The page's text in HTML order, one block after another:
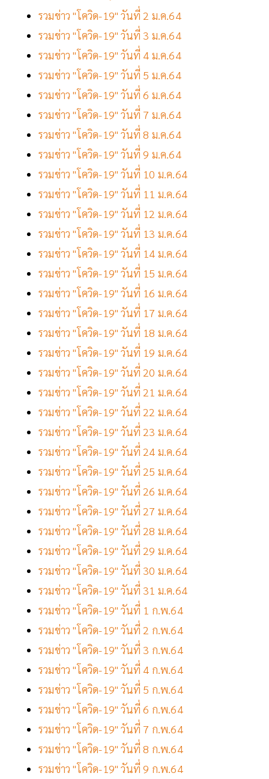
รวมข่าว "โควิด-19" วันที่ 2 ม.ค.64
รวมข่าว "โควิด-19" วันที่ 3 ม.ค.64
รวมข่าว "โควิด-19" วันที่ 4 ม.ค.64
รวมข่าว "โควิด-19" วันที่ 5 ม.ค.64
รวมข่าว "โควิด-19" วันที่ 6 ม.ค.64
รวมข่าว "โควิด-19" วันที่ 7 ม.ค.64
รวมข่าว "โควิด-19" วันที่ 8 ม.ค.64
รวมข่าว "โควิด-19" วันที่ 9 ม.ค.64
รวมข่าว "โควิด-19" วันที่ 10 ม.ค.64
รวมข่าว "โควิด-19" วันที่ 11 ม.ค.64
รวมข่าว "โควิด-19" วันที่ 12 ม.ค.64
รวมข่าว "โควิด-19" วันที่ 13 ม.ค.64
รวมข่าว "โควิด-19" วันที่ 14 ม.ค.64
รวมข่าว "โควิด-19" วันที่ 15 ม.ค.64
รวมข่าว "โควิด-19" วันที่ 16 ม.ค.64
รวมข่าว "โควิด-19" วันที่ 17 ม.ค.64
รวมข่าว "โควิด-19" วันที่ 18 ม.ค.64
รวมข่าว "โควิด-19" วันที่ 19 ม.ค.64
รวมข่าว "โควิด-19" วันที่ 20 ม.ค.64
รวมข่าว "โควิด-19" วันที่ 21 ม.ค.64
รวมข่าว "โควิด-19" วันที่ 22 ม.ค.64
รวมข่าว "โควิด-19" วันที่ 23 ม.ค.64
รวมข่าว "โควิด-19" วันที่ 24 ม.ค.64
รวมข่าว "โควิด-19" วันที่ 25 ม.ค.64
รวมข่าว "โควิด-19" วันที่ 26 ม.ค.64
รวมข่าว "โควิด-19" วันที่ 27 ม.ค.64
รวมข่าว "โควิด-19" วันที่ 28 ม.ค.64
รวมข่าว "โควิด-19" วันที่ 29 ม.ค.64
รวมข่าว "โควิด-19" วันที่ 30 ม.ค.64
รวมข่าว "โควิด-19" วันที่ 31 ม.ค.64
รวมข่าว "โควิด-19" วันที่ 1 ก.พ.64
รวมข่าว "โควิด-19" วันที่ 2 ก.พ.64
รวมข่าว "โควิด-19" วันที่ 3 ก.พ.64
รวมข่าว "โควิด-19" วันที่ 4 ก.พ.64
รวมข่าว "โควิด-19" วันที่ 5 ก.พ.64
รวมข่าว "โควิด-19" วันที่ 6 ก.พ.64
รวมข่าว "โควิด-19" วันที่ 7 ก.พ.64
รวมข่าว "โควิด-19" วันที่ 8 ก.พ.64
รวมข่าว "โควิด-19" วันที่ 9 ก.พ.64